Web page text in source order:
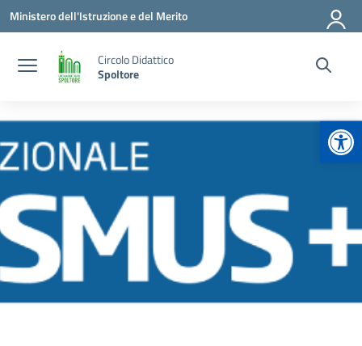
Vai ai contenuti
Vai al menu di navigazione
Vai al footer
Ministero dell'Istruzione e del Merito
Circolo Didattico
Spoltore